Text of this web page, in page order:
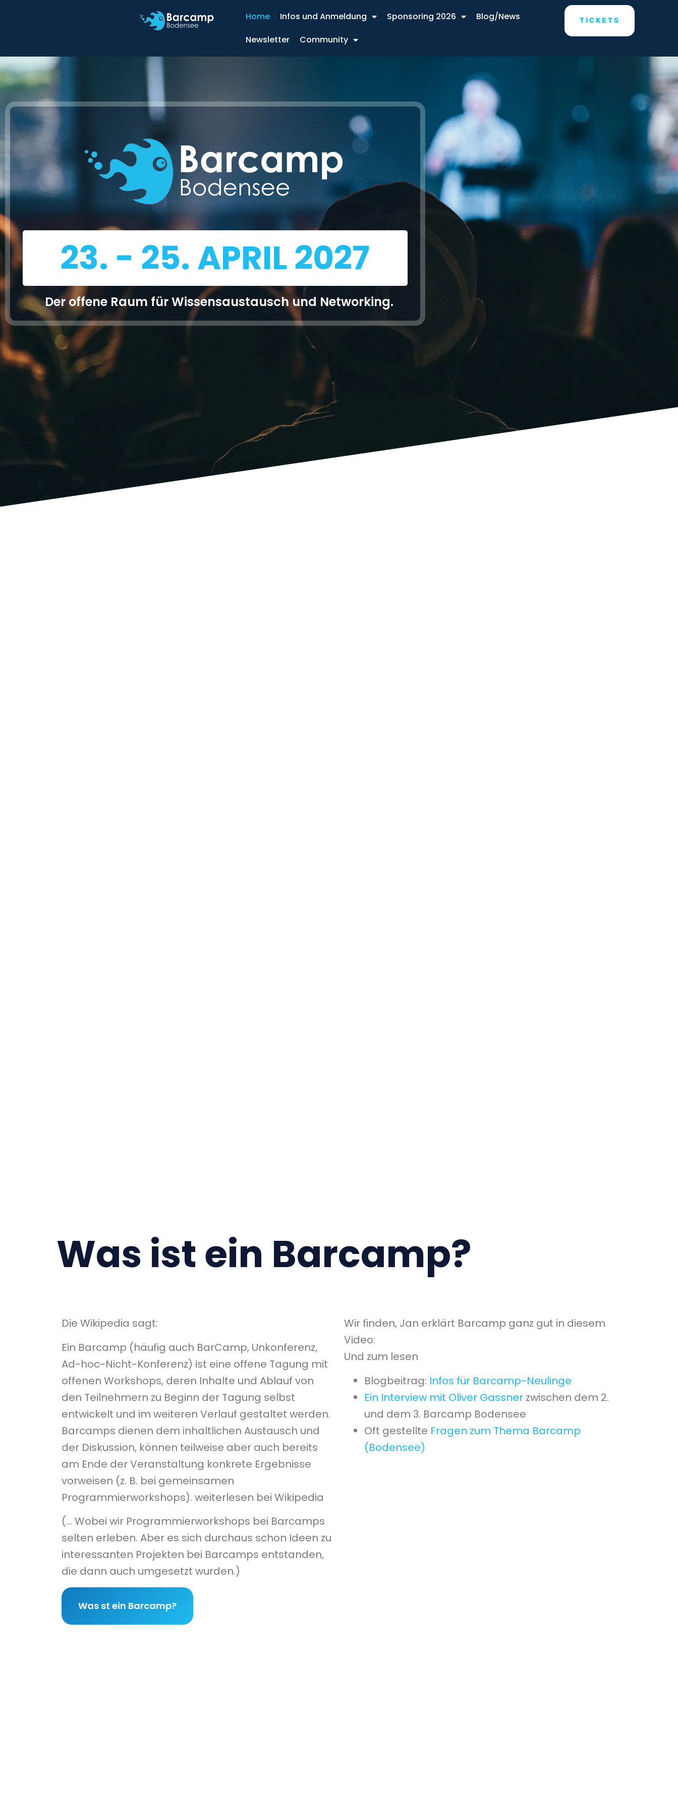
Home Infos und Anmeldung Sponsoring 2026
Blog/News
Newsletter
Community
TICKETS
Barcamp Bodensee.
23. - 25. APRIL 2027
Der offene Raum für Wissensaustausch und Networking.
Was ist ein Barcamp?
Die Wikipedia sagt:
Ein Barcamp (häufig auch BarCamp, Unkonferenz,
Ad-hoc-Nicht-Konferenz) ist eine offene Tagung mit
offenen Workshops, deren Inhalte und Ablauf von
den Teilnehmern zu Beginn der Tagung selbst
entwickelt und im weiteren Verlauf gestaltet werden.
Barcamps dienen dem inhaltlichen Austausch und
der Diskussion, können teilweise aber auch bereits
am Ende der Veranstaltung konkrete Ergebnisse
vorweisen (z. B. bei gemeinsamen
Programmierworkshops). weiterlesen bei Wikipedia
(… Wobei wir Programmierworkshops bei Barcamps
selten erleben. Aber es sich durchaus schon Ideen zu
interessanten Projekten bei Barcamps entstanden,
die dann auch umgesetzt wurden.)
Was st ein Barcamp?
Wir finden, Jan erklärt Barcamp ganz gut in diesem
Video:
Und zum lesen
Blogbeitrag: Infos für Barcamp-Neulinge
Ein Interview mit Oliver Gassner zwischen dem 2.
und dem 3. Barcamp Bodensee
Oft gestellte Fragen zum Thema Barcamp
(Bodensee)